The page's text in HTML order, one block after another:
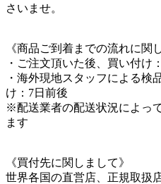
さいませ。
《商品ご到着までの流れに関
・ご注文頂いた後、買い付け
・海外現地スタッフによる検
け：7日前後
※配送業者の配送状況によっ
ます
《買付先に関しまして》
世界各国の直営店、正規取扱